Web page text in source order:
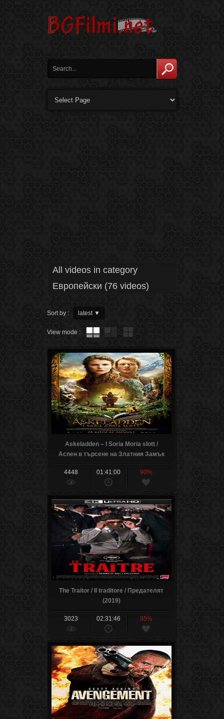
All videos in category
Европейски (76 videos)
Sort by : latest ▼
View mode :
Askeladden – I Soria Moria slott /
Аспен в търсене на Златния Замък
(2019) (Part 2)
4448
01:41:00 90%
The Traitor / Il traditore / Предателят
(2019)
3023 02:31:46 95%